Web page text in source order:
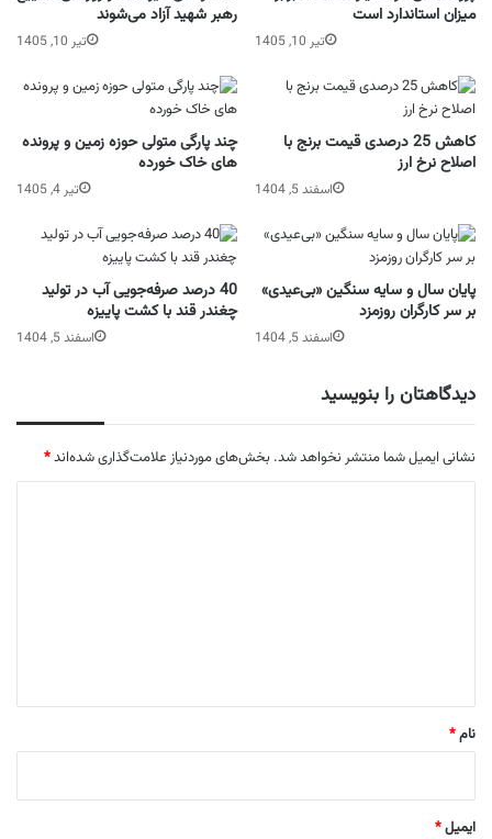
رهبر شهید آزاد می‌شوند
تیر 10, 1405
میزان استاندارد است
تیر 10, 1405
چند پارگی متولی حوزه زمین و پرونده
های خاک خورده
تیر 4, 1405
کاهش 25 درصدی قیمت برنج با
اصلاح نرخ ارز
اسفند 5, 1404
40 درصد صرفه‌جویی آب در تولید
چغندر قند با کشت پاییزه
اسفند 5, 1404
پایان سال و سایه سنگین «بی‌عیدی»
بر سر کارگران روزمزد
اسفند 5, 1404
دیدگاهتان را بنویسید
نشانی ایمیل شما منتشر نخواهد شد. بخش‌های موردنیاز علامت‌گذاری شده‌اند*
نام*
ایمیل*